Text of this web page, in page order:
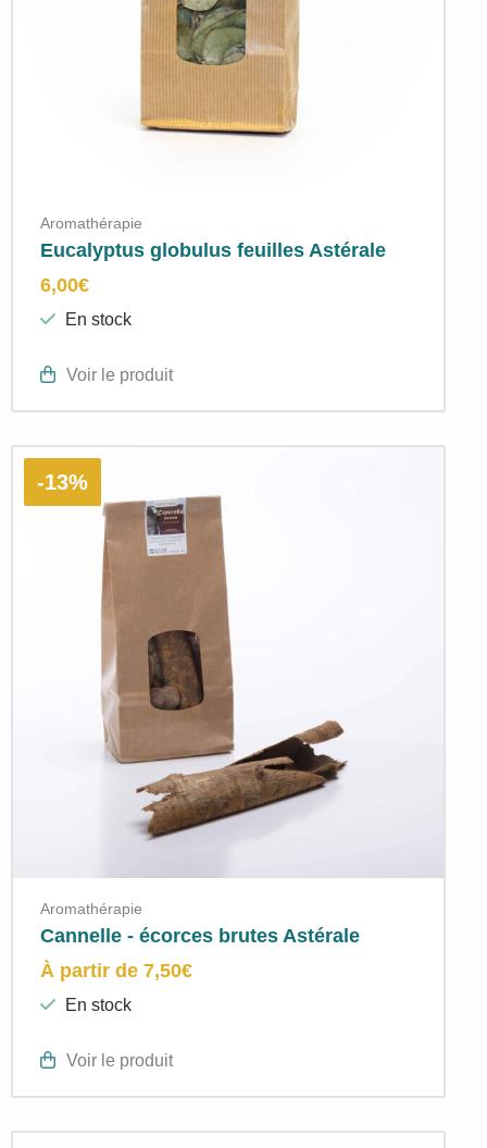
Aromathérapie
Eucalyptus globulus feuilles Astérale
6,00€
En stock
Voir le produit
Aromathérapie
Cannelle - écorces brutes Astérale
À partir de 7,50€
En stock
Voir le produit
-13%